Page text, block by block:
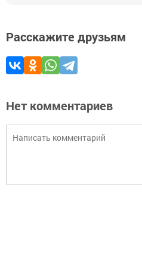
Расскажите друзьям
Нет комментариев